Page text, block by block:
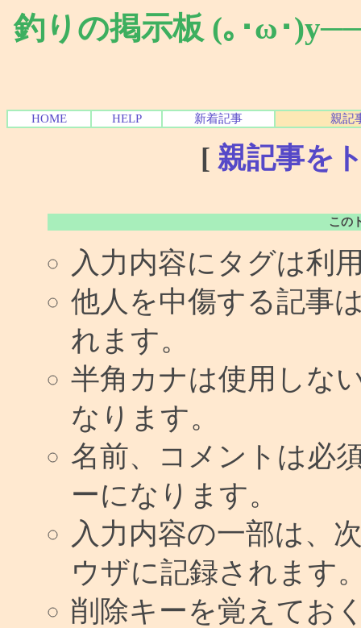
釣りの掲示板 (｡･ω･
HOME HELP 新着記事 親記
[ 親記事を
この
入力内容にタグは利
他人を中傷する記事
れます。
半角カナは使用しな
なります。
名前、コメントは必
ーになります。
入力内容の一部は、
ウザに記録されます
削除キーを覚えてお